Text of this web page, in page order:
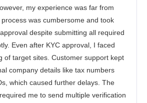
my experience was far from
was cumbersome and took
despite submitting all required
Even after KYC approval, I faced
of target sites. Customer support kept
company details like tax numbers
which caused further delays. The
me to send multiple verification